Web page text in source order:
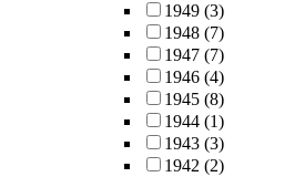
1949 (3)
1948 (7)
1947 (7)
1946 (4)
1945 (8)
1944 (1)
1943 (3)
1942 (2)